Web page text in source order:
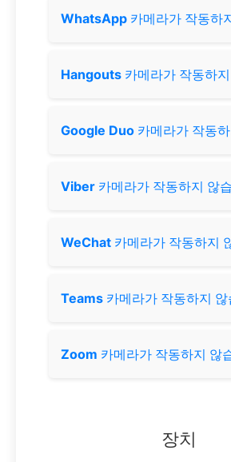
WhatsApp 카메라가 작동하
Hangouts 카메라가 작동하
Google Duo 카메라가 작동
Viber 카메라가 작동하지 않
WeChat 카메라가 작동하지
Teams 카메라가 작동하지
Zoom 카메라가 작동하지 않
장치